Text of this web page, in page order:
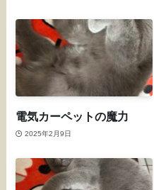
電気カーペットの魔力
2025年2月9日